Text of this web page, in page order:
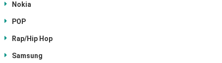
Nokia
POP
Rap/Hip Hop
Samsung